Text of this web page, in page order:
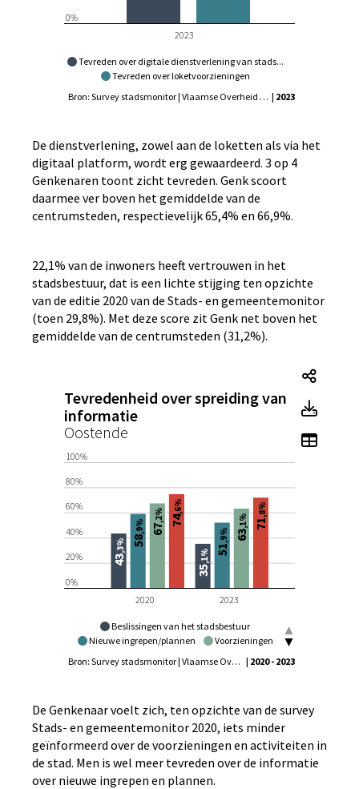
Tevreden over digitale dienstverlening van stads...
Tevreden over loketvoorzieningen
2023
0%
Bron: Survey stadsmonitor | Vlaamse Overheid - Agentschap Binnenlands Bestuur, Statistiek Vlaanderen | 2023
De dienstverlening, zowel aan de loketten als via het
digitaal platform, wordt erg gewaardeerd. 3 op 4
Genkenaren toont zicht tevreden. Genk scoort
daarmee ver boven het gemiddelde van de
centrumsteden, respectievelijk 65,4% en 66,9%.
22,1% van de inwoners heeft vertrouwen in het
stadsbestuur, dat is een lichte stijging ten opzichte
van de editie 2020 van de Stads- en gemeentemonitor
(toen 29,8%). Met deze score zit Genk net boven het
gemiddelde van de centrumsteden (31,2%).
Tevredenheid over spreiding van
informatie
Oostende
Beslissingen van het stadsbestuur
Nieuwe ingrepen/plannen
Voorzieningen
2020 2023
0%
20%
40%
60%
80%
100%
43
,3%
35
,1%
58
,9%
51
,9%
67
,2%
63
,1%
74
,6%
71
,8%
Bron: Survey stadsmonitor | Vlaamse Overheid - Agentschap Binnenlands Bestuur, Statistiek Vlaanderen | 2020 - 2023
Toon
De Genkenaar voelt zich, ten opzichte van de survey
Stads- en gemeentemonitor 2020, iets minder
geïnformeerd over de voorzieningen en activiteiten in
de stad. Men is wel meer tevreden over de informatie
over nieuwe ingrepen en plannen.